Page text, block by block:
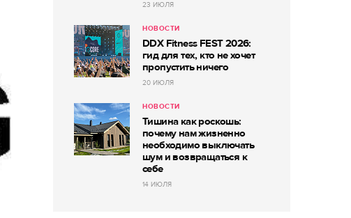
23 ИЮЛЯ
НОВОСТИ
DDX Fitness FEST 2026:
гид для тех, кто не хочет
пропустить ничего
20 ИЮЛЯ
НОВОСТИ
Тишина как роскошь:
почему нам жизненно
необходимо выключать
шум и возвращаться к
себе
14 ИЮЛЯ